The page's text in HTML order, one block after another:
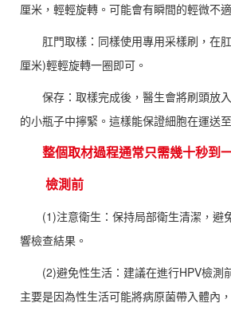
厘米，輕輕旋轉。可能會有瞬間的輕微不
肛門取樣：同樣使用專用采樣刷，在
厘米)輕輕旋轉一圈即可。
保存：取樣完成後，醫生會將刷頭放
的小瓶子中擰緊。這樣能保證細胞在運送
整個取材過程通常只需幾十秒到
檢測前
(1)注意衛生：保持局部衛生清潔，避
響檢查結果。
(2)避免性生活：建議在進行HPV檢測
主要是因為性生活可能將病原菌帶入體內